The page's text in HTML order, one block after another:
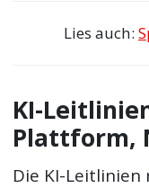
Lies auch:
KI-
Plattform,
Die KI-